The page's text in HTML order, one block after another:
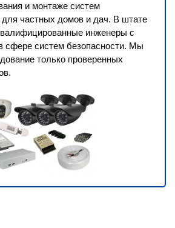
и монтаже систем
частных домов и дач. В штате
инженеры с
систем безопасности. Мы
только проверенных